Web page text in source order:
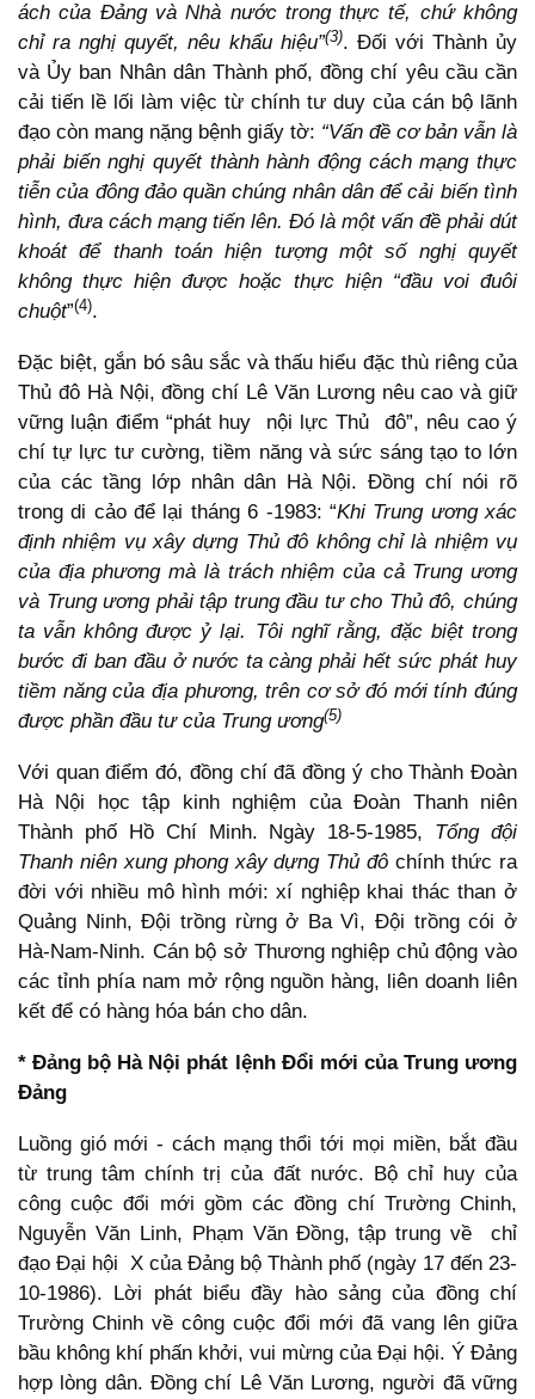
ách của Đảng và Nhà nước trong thực tế, chứ không
chỉ ra nghị quyết, nêu khẩu hiệu”(3). Đối với Thành ủy
và Ủy ban Nhân dân Thành phố, đồng chí yêu cầu cần
cải tiến lề lối làm việc từ chính tư duy của cán bộ lãnh
đạo còn mang nặng bệnh giấy tờ: “Vấn đề cơ bản vẫn là
phải biến nghị quyết thành hành động cách mạng thực
tiễn của đông đảo quần chúng nhân dân để cải biến tình
hình, đưa cách mạng tiến lên. Đó là một vấn đề phải dút
khoát để thanh toán hiện tượng một số nghị quyết
không thực hiện được hoặc thực hiện “đầu voi đuôi
chuột”(4).
Đặc biệt, gắn bó sâu sắc và thấu hiểu đặc thù riêng của
Thủ đô Hà Nội, đồng chí Lê Văn Lương nêu cao và giữ
vững luận điểm “phát huy nội lực Thủ đô”, nêu cao ý
chí tự lực tư cường, tiềm năng và sức sáng tạo to lớn
của các tầng lớp nhân dân Hà Nội. Đồng chí nói rõ
trong di cảo để lại tháng 6 -1983: “Khi Trung ương xác
định nhiệm vụ xây dựng Thủ đô không chỉ là nhiệm vụ
của địa phương mà là trách nhiệm của cả Trung ương
và Trung ương phải tập trung đầu tư cho Thủ đô, chúng
ta vẫn không được ỷ lại. Tôi nghĩ rằng, đặc biệt trong
bước đi ban đầu ở nước ta càng phải hết sức phát huy
tiềm năng của địa phương, trên cơ sở đó mới tính đúng
được phần đầu tư của Trung ương(5)
Với quan điểm đó, đồng chí đã đồng ý cho Thành Đoàn
Hà Nội học tập kinh nghiệm của Đoàn Thanh niên
Thành phố Hồ Chí Minh. Ngày 18-5-1985, Tổng đội
Thanh niên xung phong xây dựng Thủ đôchính thức ra
đời với nhiều mô hình mới: xí nghiệp khai thác than ở
Quảng Ninh, Đội trồng rừng ở Ba Vì, Đội trồng cói ở
Hà-Nam-Ninh. Cán bộ sở Thương nghiệp chủ động vào
các tỉnh phía nam mở rộng nguồn hàng, liên doanh liên
kết để có hàng hóa bán cho dân.
* Đảng bộ Hà Nội phát lệnh Đổi mới của Trung ương
Đảng
Luồng gió mới - cách mạng thổi tới mọi miền, bắt đầu
từ trung tâm chính trị của đất nước. Bộ chỉ huy của
công cuộc đổi mới gồm các đồng chí Trường Chinh,
Nguyễn Văn Linh, Phạm Văn Đồng, tập trung về chỉ
đạo Đại hội X của Đảng bộ Thành phố (ngày 17 đến 23-
10-1986). Lời phát biểu đầy hào sảng của đồng chí
Trường Chinh về công cuộc đổi mới đã vang lên giữa
bầu không khí phấn khởi, vui mừng của Đại hội. Ý Đảng
hợp lòng dân. Đồng chí Lê Văn Lương, người đã vững